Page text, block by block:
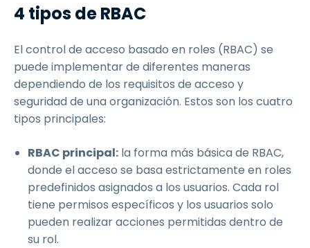
4 tipos de RBAC
El control de acceso basado en roles (RBAC) se
puede implementar de diferentes maneras
dependiendo de los requisitos de acceso y
seguridad de una organización. Estos son los cuatro
tipos principales:
RBAC principal: la forma más básica de RBAC,
donde el acceso se basa estrictamente en roles
predefinidos asignados a los usuarios. Cada rol
tiene permisos específicos y los usuarios solo
pueden realizar acciones permitidas dentro de
su rol.